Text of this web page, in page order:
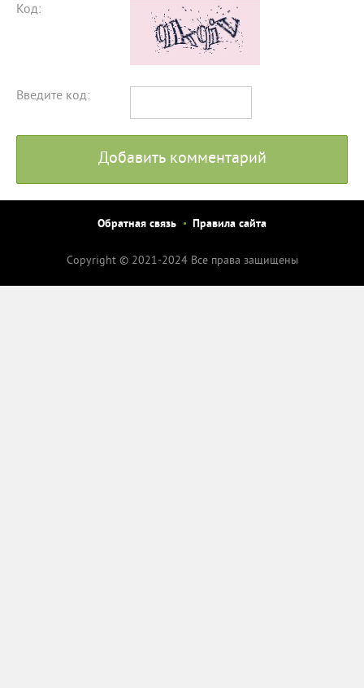
Код:
Введите код:
Добавить комментарий
Обратная связь Правила сайта
Copyright © 2021-2024 Все права защищены